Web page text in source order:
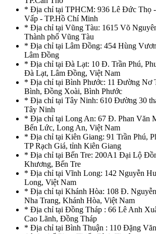
* Địa chỉ tại TPHCM: 936 Lê Đức Thọ
Vấp - TP.Hồ Chí Minh
* Địa chỉ tại Vũng Tàu: 1615 Võ
Thành phố Vũng Tàu
* Địa chỉ tại Lâm Đồng: 454 Hùng
Lâm Đồng
* Địa chỉ tại Đà Lạt: 10 Đ. Trần Phú,
Đà Lạt, Lâm Đồng, Việt Nam
* Địa chỉ tại Bình Phước: 11 Đường Nơ
Bình, Đồng Xoài, Bình Phước
* Địa chỉ tại Tây Ninh: 610 Đường 30
Tây Ninh
* Địa chỉ tại Long An: 67 Đ. Phan Văn
Bến Lức, Long An, Việt Nam
* Địa chỉ tại Kiên Giang: 91 Trần Phú,
TP Rạch Giá, tỉnh Kiên Giang
* Địa chỉ tại Bến Tre: 200A1 Đại Lộ
Khương, Bến Tre
* Địa chỉ tại Vĩnh Long: 142 Nguyễn
Long, Việt Nam
* Địa chỉ tại Khánh Hòa: 108 Đ.
Nha Trang, Khánh Hòa, Việt Nam
* Địa chỉ tại Đồng Tháp : 66 Lê Anh
Cao Lãnh, Đồng Tháp
* Địa chỉ tại Bình Thuận : 110 Đặng